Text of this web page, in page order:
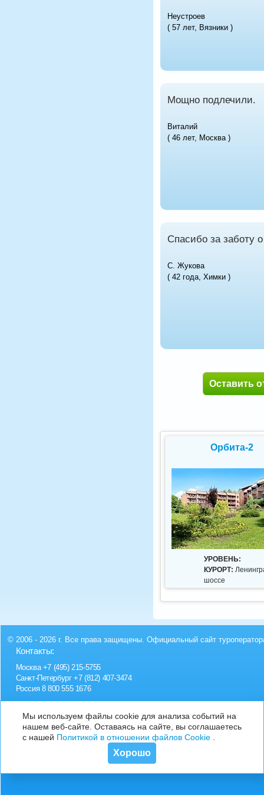
Неустроев
( 57 лет, Вязники )
Мощно подлечили.
Виталий
( 46 лет, Москва )
Спасибо за заботу
С. Жукова
( 42 года, Химки )
Оставить
Орбита-2
УРОВЕНЬ:
КУРОРТ:
шоссе
© 2006 - 2026 г. Все права защищены. Официальный сайт
Контакты:
Москва +7 (495) 215-5755
Санкт-Петербург+7 (812) 407-3474
Россия 8 800 555 1676
Мы используем файлы cookie для анализа событий на
нашем веб-сайте. Оставаясь на сайте, вы соглашаетесь
с нашей Политикой в отношении файлов Cookie.
Хорошо